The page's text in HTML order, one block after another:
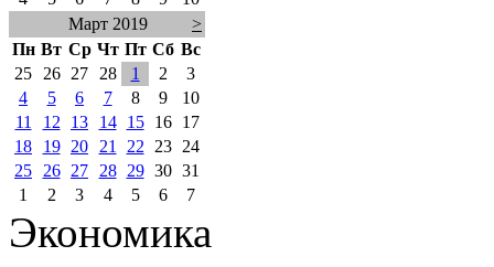
Март 2019
>
Пн Вт Ср Чт Пт Сб Вс
25
26 27 28 1 2
3
4
5 6 7 8 9
10
11
12 13 14 15 16
17
18
19 20 21 22 23
24
25
26 27 28 29 30 31
1
2 3 4 5 6 7
Экономика